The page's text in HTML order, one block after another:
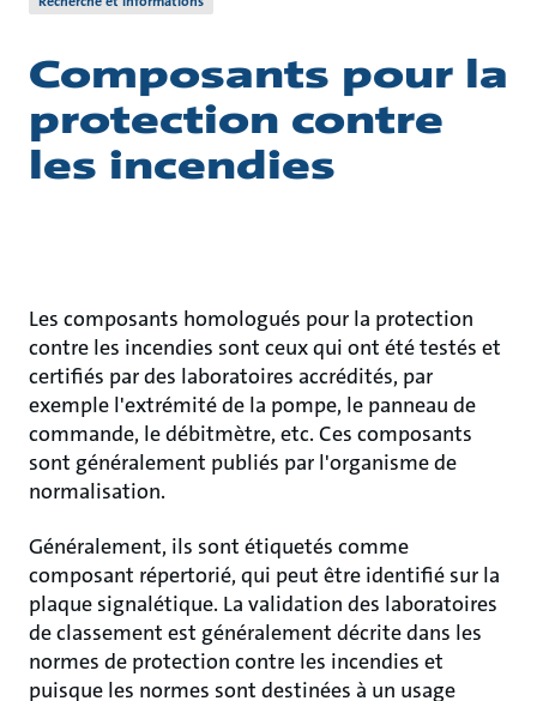
Composants pour la
protection contre
les incendies
Les composants homologués pour la protection
contre les incendies sont ceux qui ont été testés et
certifiés par des laboratoires accrédités, par
exemple l'extrémité de la pompe, le panneau de
commande, le débitmètre, etc. Ces composants
sont généralement publiés par l'organisme de
normalisation.
Généralement, ils sont étiquetés comme
composant répertorié, qui peut être identifié sur la
plaque signalétique. La validation des laboratoires
de classement est généralement décrite dans les
normes de protection contre les incendies et
puisque les normes sont destinées à un usage